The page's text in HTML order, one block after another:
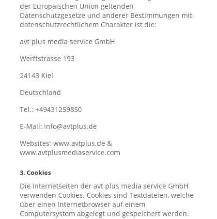
der Europäischen Union geltenden
Datenschutzgesetze und anderer Bestimmungen mit
datenschutzrechtlichem Charakter ist die:
avt plus media service GmbH
Werftstrasse 193
24143 Kiel
Deutschland
Tel.: +49431259850
E-Mail: info@avtplus.de
Websites: www.avtplus.de &
www.avtplusmediaservice.com
3. Cookies
Die Internetseiten der avt plus media service GmbH
verwenden Cookies. Cookies sind Textdateien, welche
über einen Internetbrowser auf einem
Computersystem abgelegt und gespeichert werden.